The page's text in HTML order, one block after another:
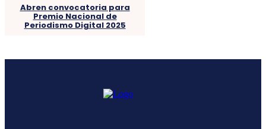
Abren convocatoria para
Premio Nacional de
Periodismo Digital 2025